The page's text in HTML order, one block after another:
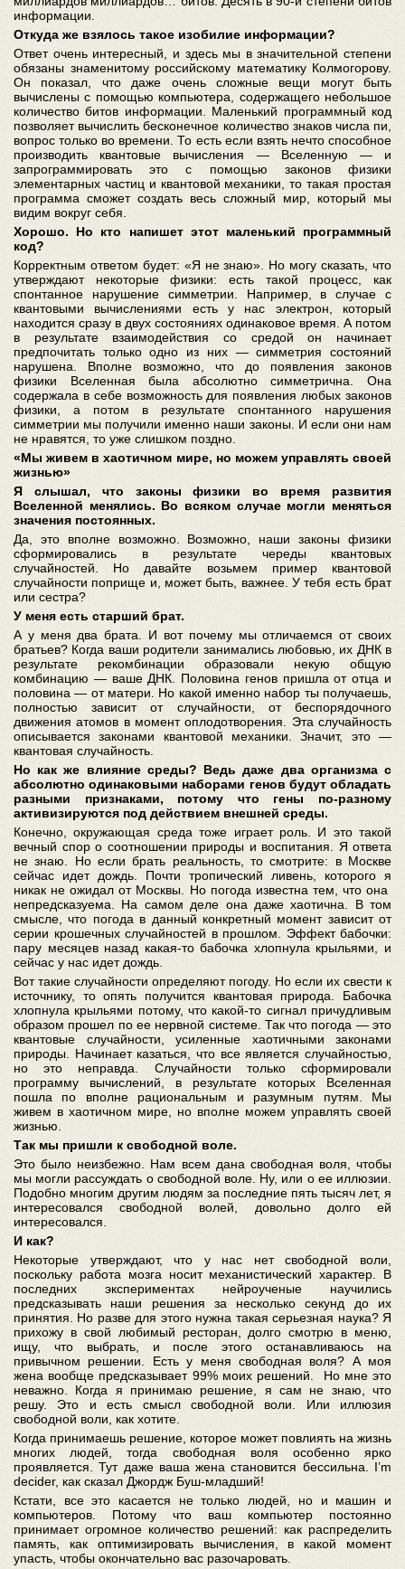
информации.
Откуда же взялось такое изобилие информации?
Ответ очень интересный, и здесь мы в значительной степени
обязаны знаменитому российскому математику Колмогорову.
Он показал, что даже очень сложные вещи могут быть
вычислены с помощью компьютера, содержащего небольшое
количество битов информации. Маленький программный код
позволяет вычислить бесконечное количество знаков числа пи,
вопрос только во времени. То есть если взять нечто способное
производить квантовые вычисления — Вселенную — и
запрограммировать это с помощью законов физики
элементарных частиц и квантовой механики, то такая простая
программа сможет создать весь сложный мир, который мы
видим вокруг себя.
Хорошо. Но кто напишет этот маленький программный
код?
Корректным ответом будет: «Я не знаю». Но могу сказать, что
утверждают некоторые физики: есть такой процесс, как
спонтанное нарушение симметрии. Например, в случае с
квантовыми вычислениями есть у нас электрон, который
находится сразу в двух состояниях одинаковое время. А потом
в результате взаимодействия со средой он начинает
предпочитать только одно из них — симметрия состояний
нарушена. Вполне возможно, что до появления законов
физики Вселенная была абсолютно симметрична. Она
содержала в себе возможность для появления любых законов
физики, а потом в результате спонтанного нарушения
симметрии мы получили именно наши законы. И если они нам
не нравятся, то уже слишком поздно.
«Мы живем в хаотичном мире, но можем управлять своей
жизнью»
Я слышал, что законы физики во время развития
Вселенной менялись. Во всяком случае могли меняться
значения постоянных.
Да, это вполне возможно. Возможно, наши законы физики
сформировались в результате череды квантовых
случайностей. Но давайте возьмем пример квантовой
случайности поприще и, может быть, важнее. У тебя есть брат
или сестра?
У меня есть старший брат.
А у меня два брата. И вот почему мы отличаемся от своих
братьев? Когда ваши родители занимались любовью, их ДНК в
результате рекомбинации образовали некую общую
комбинацию — ваше ДНК. Половина генов пришла от отца и
половина — от матери. Но какой именно набор ты получаешь,
полностью зависит от случайности, от беспорядочного
движения атомов в момент оплодотворения. Эта случайность
описывается законами квантовой механики. Значит, это —
квантовая случайность.
Но как же влияние среды? Ведь даже два организма с
абсолютно одинаковыми наборами генов будут обладать
разными признаками, потому что гены по-разному
активизируются под действием внешней среды.
Конечно, окружающая среда тоже играет роль. И это такой
вечный спор о соотношении природы и воспитания. Я ответа
не знаю. Но если брать реальность, то смотрите: в Москве
сейчас идет дождь. Почти тропический ливень, которого я
никак не ожидал от Москвы. Но погода известна тем, что она
непредсказуема. На самом деле она даже хаотична. В том
смысле, что погода в данный конкретный момент зависит от
серии крошечных случайностей в прошлом. Эффект бабочки:
пару месяцев назад какая-то бабочка хлопнула крыльями, и
сейчас у нас идет дождь.
Вот такие случайности определяют погоду. Но если их свести к
источнику, то опять получится квантовая природа. Бабочка
хлопнула крыльями потому, что какой-то сигнал причудливым
образом прошел по ее нервной системе. Так что погода — это
квантовые случайности, усиленные хаотичными законами
природы. Начинает казаться, что все является случайностью,
но это неправда. Случайности только сформировали
программу вычислений, в результате которых Вселенная
пошла по вполне рациональным и разумным путям. Мы
живем в хаотичном мире, но вполне можем управлять своей
жизнью.
Так мы пришли к свободной воле.
Это было неизбежно. Нам всем дана свободная воля, чтобы
мы могли рассуждать о свободной воле. Ну, или о ее иллюзии.
Подобно многим другим людям за последние пять тысяч лет, я
интересовался свободной волей, довольно долго ей
интересовался.
И как?
Некоторые утверждают, что у нас нет свободной воли,
поскольку работа мозга носит механистический характер. В
последних экспериментах нейроученые научились
предсказывать наши решения за несколько секунд до их
принятия. Но разве для этого нужна такая серьезная наука? Я
прихожу в свой любимый ресторан, долго смотрю в меню,
ищу, что выбрать, и после этого останавливаюсь на
привычном решении. Есть у меня свободная воля? А моя
жена вообще предсказывает 99% моих решений. Но мне это
неважно. Когда я принимаю решение, я сам не знаю, что
решу. Это и есть смысл свободной воли. Или иллюзия
свободной воли, как хотите.
Когда принимаешь решение, которое может повлиять на жизнь
многих людей, тогда свободная воля особенно ярко
проявляется. Тут даже ваша жена становится бессильна. I’m
decider, как сказал Джордж Буш-младший!
Кстати, все это касается не только людей, но и машин и
компьютеров. Потому что ваш компьютер постоянно
принимает огромное количество решений: как распределить
память, как оптимизировать вычисления, в какой момент
упасть, чтобы окончательно вас разочаровать.